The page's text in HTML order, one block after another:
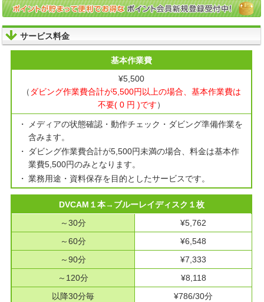
サービス料金
基本作業費
¥5,500
（ ダビング作業費合計が5,500円以上の場合、基本作業費は
不要( 0 円 )です）
メディアの状態確認・動作チェック・ダビング準備作業を
含みます。
ダビング作業費合計が5,500円未満の場合、料金は基本作
業費5,500円のみとなります。
業務用途・資料保存を目的としたサービスです。
DVCAM１本→ブルーレイディスク１枚
～30分
¥5,762
～60分
¥6,548
～90分
¥7,333
～120分
¥8,118
以降30分毎
¥786/30分